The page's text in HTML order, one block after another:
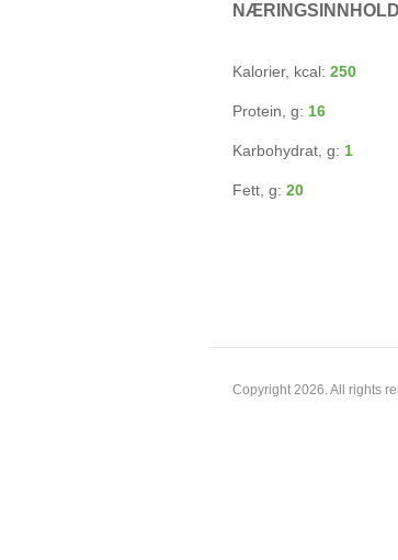
NÆRINGSINNHOLD
Kalorier, kcal: 250
Protein, g: 16
Karbohydrat, g: 1
Fett, g: 20
Copyright 2026. All rights